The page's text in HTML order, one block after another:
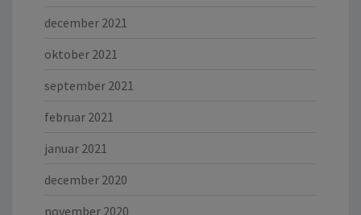
december 2021
oktober 2021
september 2021
februar 2021
januar 2021
december 2020
november 2020